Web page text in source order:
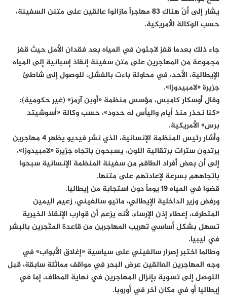
يشار إلى أنّ هناك 83 مهاجراً مازالوا عالقين على متنن السفينة،
حسب الوكالة الأمريكية.
جاء ذلك بعدما قفز لاجئون في المياه بعد فقدان الأمل حيث قفز
مجموعة من المهاجرين على متن سفينة إنقاذ إسبانية إلى المياه
الإيطالية، الأحد، في محاولة باءت بالفشل، للوصول إلى شاطئ
جزيرة «لامبيدوزا».
وقال أوسكار كامبس، مؤسس منظمة «أوبن آرمز» (غير حكومية):
«كنا نحذر منذ أيام واليأس له حدود»، حسب وكالة «أسوشيتد
برس» الأمريكية.
وأشار رئيس المنظمة الإنسانية، الذي نشر فيديو يظهر 4 مهاجرين
يرتدون سترات برتقالية اللون، يسبحون باتجاه جزيرة «لامبيدوزا»،
إلى أن بعض أفراد الطاقم من سفينة المنظمة الإنسانية سبحوا
باتجاههم بسرعة لإعادتهم على متنها.
قضوا في المياه 19 يوماً دون استجابة من إيطاليا.
ورفض وزير الداخلية الإيطالي، ماتيو سالفيني، زعيم اليمين
المتطرف، إعطاء إذن الإرساء، لأنه يزعم أن قوارب الإنقاذ الخيرية
تسهل بشكل أساسي تهريب المهاجرين من قاعدة المتّجرين بالبشر
في ليبيا.
وطالما اختبر إصرار سالفيني على سياسية «إغلاق الأبواب» في
وجه المهاجرين العالقين عرض البحر في مواقف مماثلة سابقة، قبل
التوصل إلى تسوية بإنزال المهاجرين في نهاية المطاف، إما في
إيطاليا أو في مكان آخر في أوروبا.